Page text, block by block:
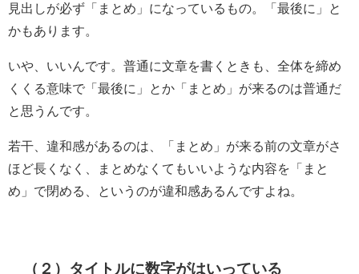
見出しが必ず「まとめ」になっているもの。「最後に」と
かもあります。
いや、いいんです。普通に文章を書くときも、全体を締め
くくる意味で「最後に」とか「まとめ」が来るのは普通だ
と思うんです。
若干、違和感があるのは、「まとめ」が来る前の文章がさ
ほど長くなく、まとめなくてもいいような内容を「まと
め」で閉める、というのが違和感あるんですよね。
（２）タイトルに数字がはいっている